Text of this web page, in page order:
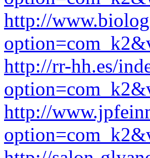
http://
http://rr-hh.es/
http://